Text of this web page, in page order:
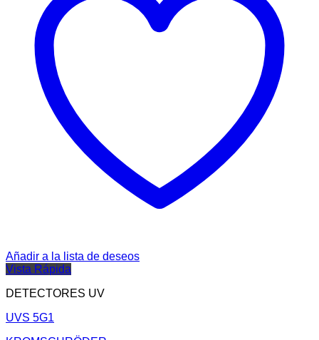
Añadir a la lista de deseos
Vista Rápida
DETECTORES UV
UVS 5G1